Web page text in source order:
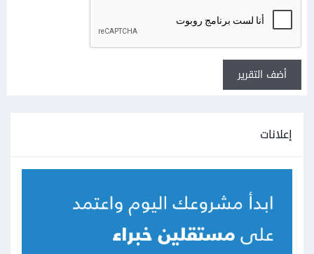
أضف التقرير
إعلانات